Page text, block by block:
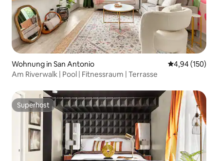
Wohnung in San Antonio
4,94 (150)
Am Riverwalk | Pool | Fitnessraum | Terrasse
Superhost
Superhost